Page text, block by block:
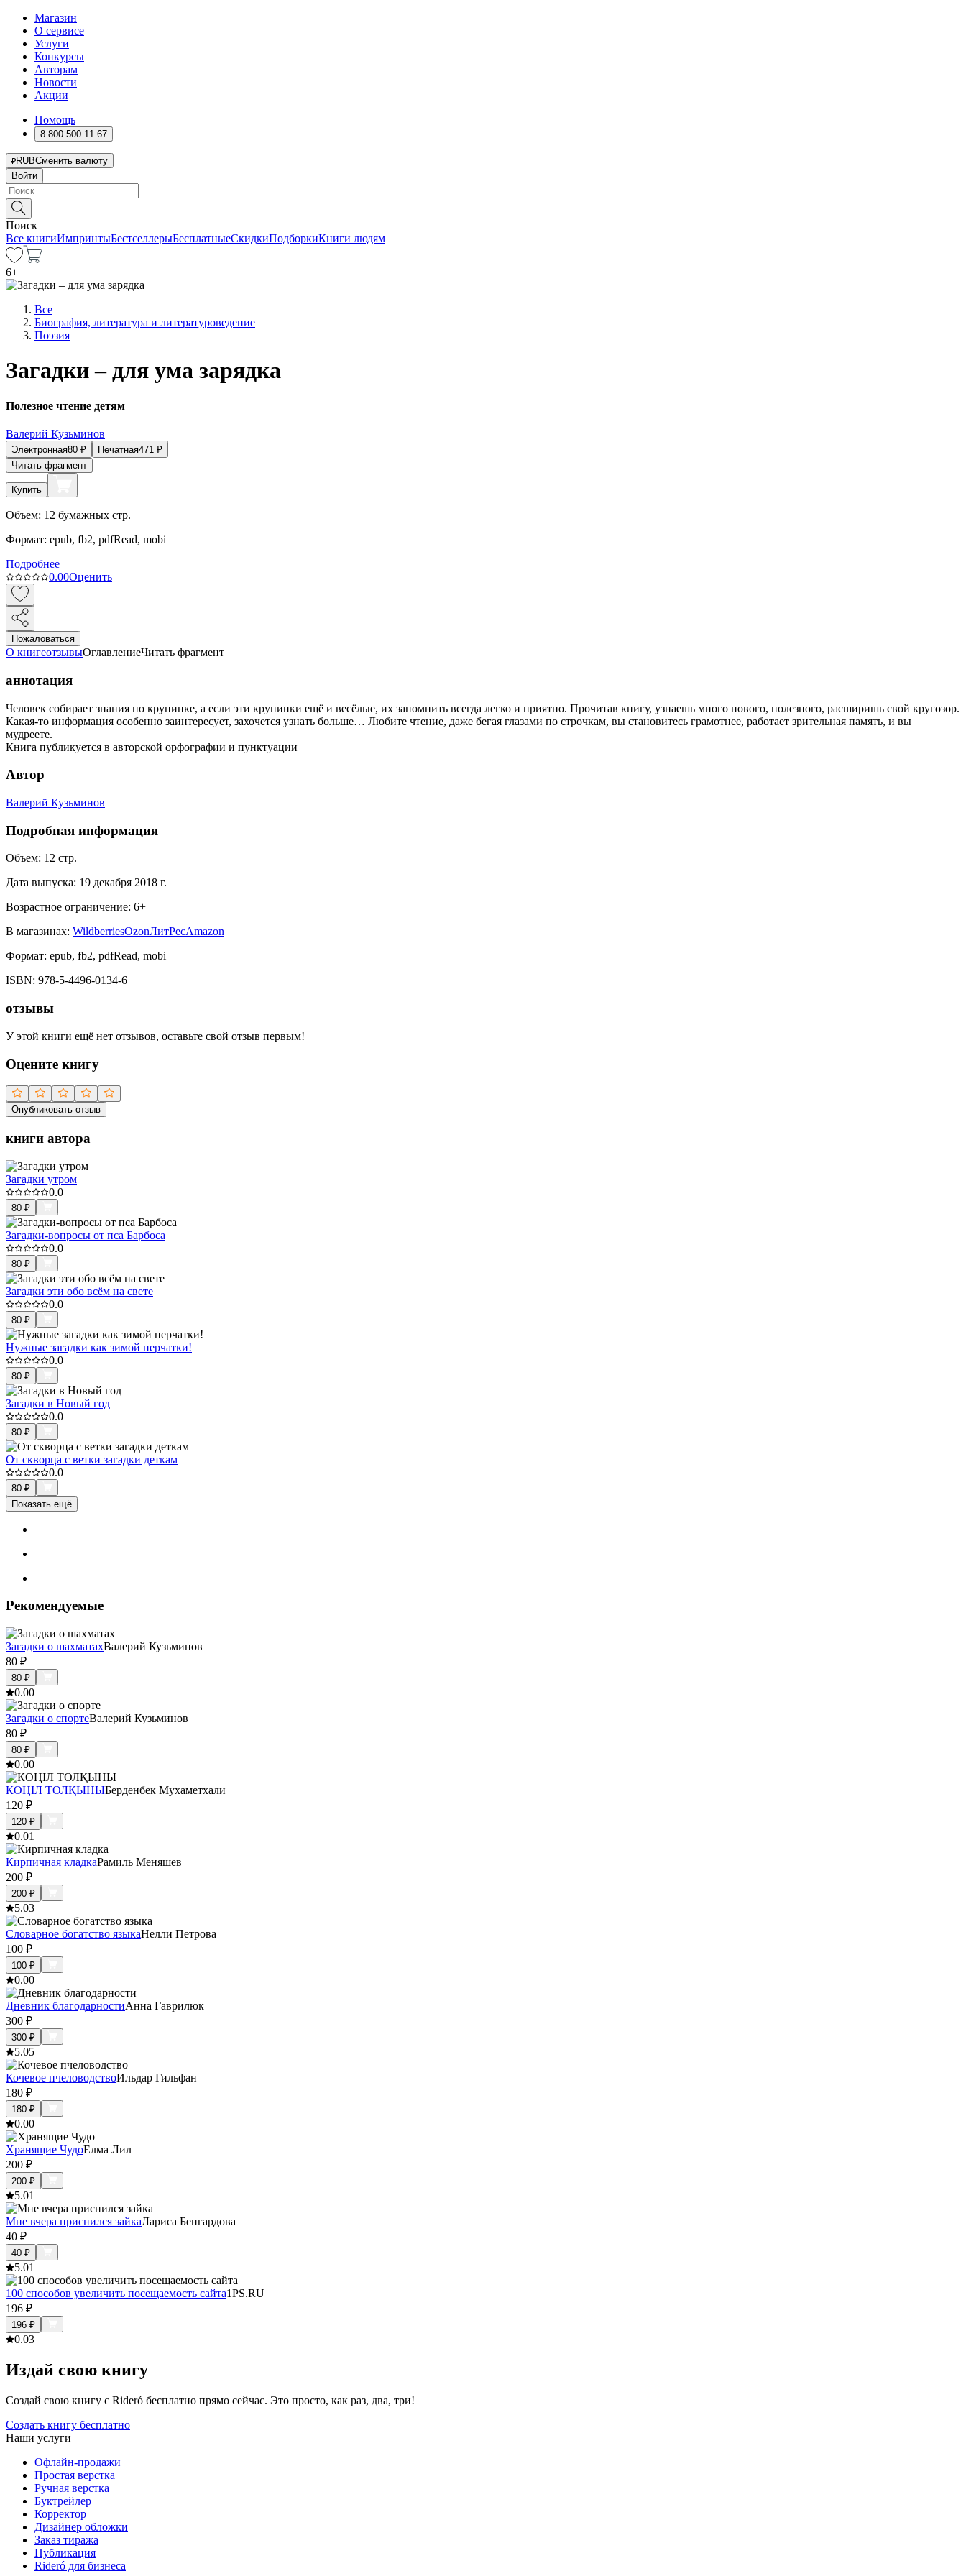
Магазин
О сервисе
Услуги
Конкурсы
Авторам
Новости
Акции
Помощь
8 800 500 11 67
RUBСменить валюту
Войти
Поиск
Все книгиИмпринтыБестселлерыБесплатныеСкидкиПодборкиКниги людям
6+
Все
Биография, литература и литературоведение
Поэзия
Загадки – для ума зарядка
Полезное чтение детям
Валерий Кузьминов
Электронная80 ₽ Печатная471 ₽
Читать фрагмент
Купить
Объем: 12 бумажных стр.
Формат: epub, fb2, pdfRead, mobi
Подробнее
0.00Оценить
Пожаловаться
О книгеотзывыОглавлениеЧитать фрагмент
аннотация
Человек собирает знания по крупинке, а если эти крупинки ещё и весёлые, их запомнить всегда легко и приятно. Прочитав книгу, узнаешь много нового, полезного, расширишь свой кругозор.
Какая-то информация особенно заинтересует, захочется узнать больше… Любите чтение, даже бегая глазами по строчкам, вы становитесь грамотнее, работает зрительная память, и вы
мудреете.
Книга публикуется в авторской орфографии и пунктуации
Автор
Валерий Кузьминов
Подробная информация
Объем: 12 стр.
Дата выпуска: 19 декабря 2018 г.
Возрастное ограничение: 6+
В магазинах: WildberriesOzonЛитРесAmazon
Формат: epub, fb2, pdfRead, mobi
ISBN: 978-5-4496-0134-6
отзывы
У этой книги ещё нет отзывов, оставьте свой отзыв первым!
Оцените книгу
Опубликовать отзыв
книги автора
Загадки утром
0.0
80 ₽
Загадки-вопросы от пса Барбоса
0.0
80 ₽
Загадки эти обо всём на свете
0.0
80 ₽
Нужные загадки как зимой перчатки!
0.0
80 ₽
Загадки в Новый год
0.0
80 ₽
От скворца с ветки загадки деткам
0.0
80 ₽
Показать ещё
Рекомендуемые
Загадки о шахматахВалерий Кузьминов
80 ₽
80 ₽
0.00
Загадки о спортеВалерий Кузьминов
80 ₽
80 ₽
0.00
КӨҢІЛ ТОЛҚЫНЫБерденбек Мухаметхали
120 ₽
120 ₽
0.01
Кирпичная кладкаРамиль Меняшев
200 ₽
200 ₽
5.03
Словарное богатство языкаНелли Петрова
100 ₽
100 ₽
0.00
Дневник благодарностиАнна Гаврилюк
300 ₽
300 ₽
5.05
Кочевое пчеловодствоИльдар Гильфан
180 ₽
180 ₽
0.00
Хранящие ЧудоЕлма Лил
200 ₽
200 ₽
5.01
Мне вчера приснился зайкаЛариса Бенгардова
40 ₽
40 ₽
5.01
100 способов увеличить посещаемость сайта1PS.RU
196 ₽
196 ₽
0.03
Издай свою книгу
Создай свою книгу с Rideró бесплатно прямо сейчас. Это просто, как раз, два, три!
Создать книгу бесплатно
Наши услуги
Офлайн-продажи
Простая верстка
Ручная верстка
Буктрейлер
Корректор
Дизайнер обложки
Заказ тиража
Публикация
Rideró для бизнеса